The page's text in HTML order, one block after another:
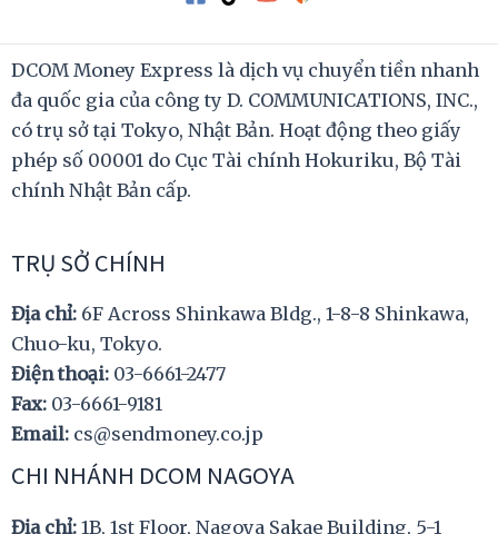
DCOM Money Express là dịch vụ chuyển tiền nhanh
đa quốc gia của công ty D. COMMUNICATIONS, INC.,
có trụ sở tại Tokyo, Nhật Bản. Hoạt động theo giấy
phép số 00001 do Cục Tài chính Hokuriku, Bộ Tài
chính Nhật Bản cấp.
TRỤ SỞ CHÍNH
Địa chỉ: 6F Across Shinkawa Bldg., 1-8-8 Shinkawa,
Chuo-ku, Tokyo.
Điện thoại: 03-6661-2477
Fax: 03-6661-9181
Email: cs@sendmoney.co.jp
CHI NHÁNH DCOM NAGOYA
Địa chỉ: 1B, 1st Floor, Nagoya Sakae Building, 5-1